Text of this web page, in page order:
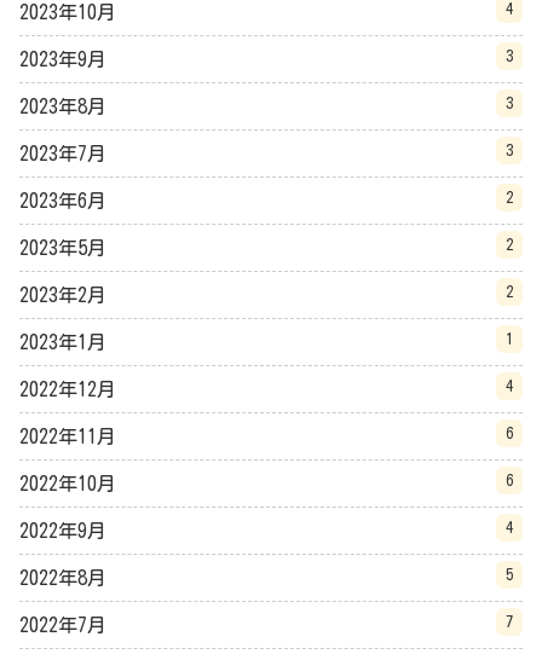
2023年10月 4
2023年9月 3
2023年8月 3
2023年7月 3
2023年6月 2
2023年5月 2
2023年2月 2
2023年1月 1
2022年12月 4
2022年11月 6
2022年10月 6
2022年9月 4
2022年8月 5
2022年7月 7